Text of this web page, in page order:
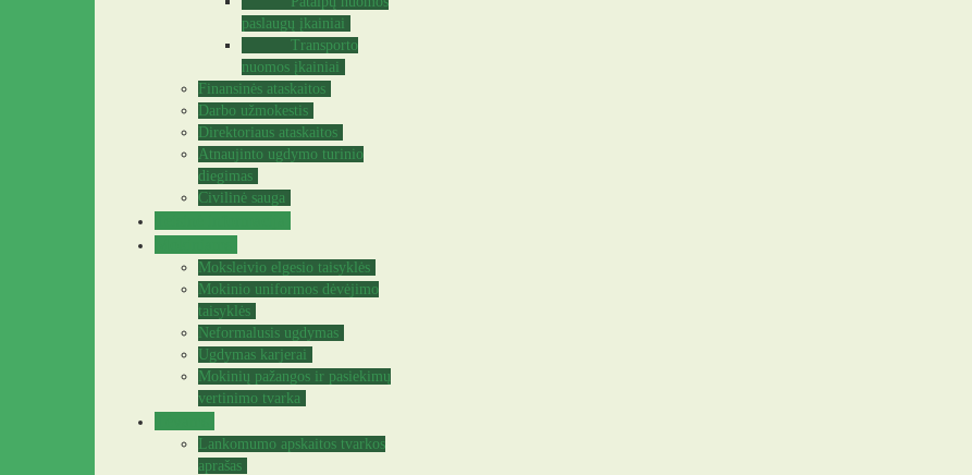
paslaugų įkainiai
Transporto
nuomos įkainiai
Finansinės ataskaitos
Darbo užmokestis
Direktoriaus ataskaitos
Atnaujinto ugdymo turinio
diegimas
Civilinė sauga
Moksleivio elgesio taisyklės
Mokinio uniformos dėvėjimo
taisyklės
Neformalusis ugdymas
Ugdymas karjerai
Mokinių pažangos ir pasiekimų
vertinimo tvarka
Lankomumo apskaitos tvarkos
aprašas